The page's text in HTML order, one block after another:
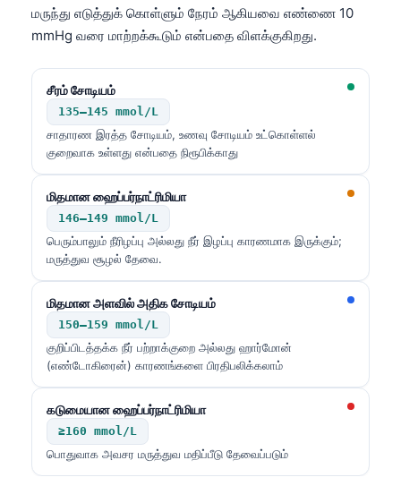
மருந்து எடுத்துக் கொள்ளும் நேரம் ஆகியவை எண்ணை 10
mmHg வரை மாற்றக்கூடும் என்பதை விளக்குகிறது.
சீரம் சோடியம்
135–145 mmol/L
சாதாரண இரத்த சோடியம், உணவு சோடியம் உட்கொள்ளல்
குறைவாக உள்ளது என்பதை நிரூபிக்காது
மிதமான ஹைப்பர்நாட்ரிமியா
146–149 mmol/L
பெரும்பாலும் நீரிழப்பு அல்லது நீர் இழப்பு காரணமாக இருக்கும்;
மருத்துவ சூழல் தேவை.
மிதமான அளவில் அதிக சோடியம்
150–159 mmol/L
குறிப்பிடத்தக்க நீர் பற்றாக்குறை அல்லது ஹார்மோன்
(எண்டோகிரைன்) காரணங்களை பிரதிபலிக்கலாம்
கடுமையான ஹைப்பர்நாட்ரிமியா
≥160 mmol/L
பொதுவாக அவசர மருத்துவ மதிப்பீடு தேவைப்படும்
한국어
Slovenščina
Shqip
বাংলা
اردو
मराठी
తెలుగు
ગુજરાતી
ಕನ್ನಡ
Bahasa Melayu
Tiếng Việt
ไทย
ဗမာစာ